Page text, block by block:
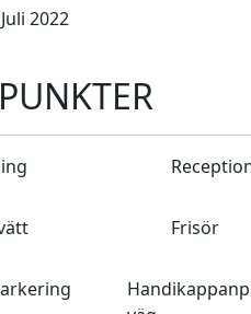
Juli 2022
Frisör